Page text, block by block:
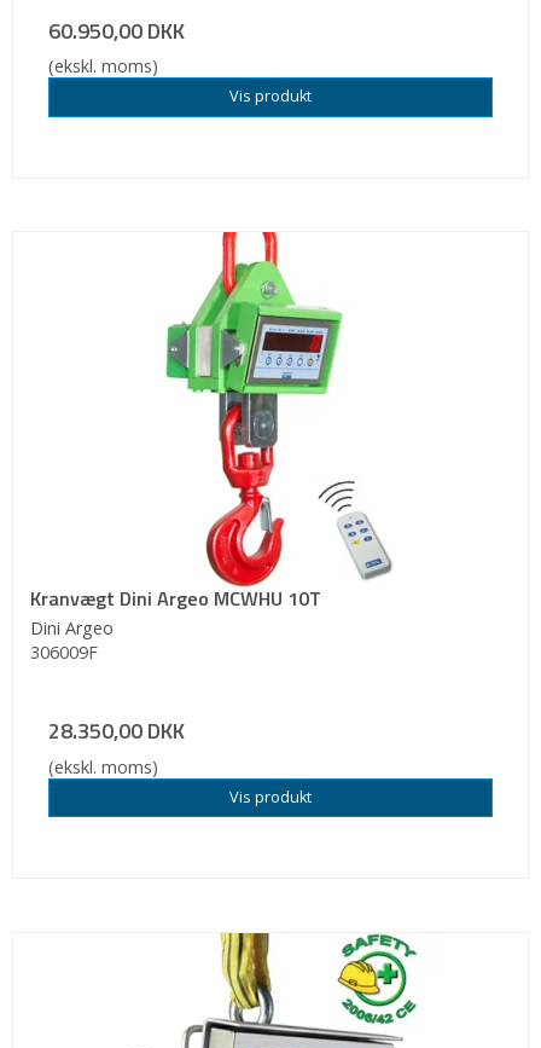
60.950,00 DKK
(ekskl. moms)
Vis produkt
Kranvægt Dini Argeo MCWHU 10T
Dini Argeo
306009F
28.350,00 DKK
(ekskl. moms)
Vis produkt